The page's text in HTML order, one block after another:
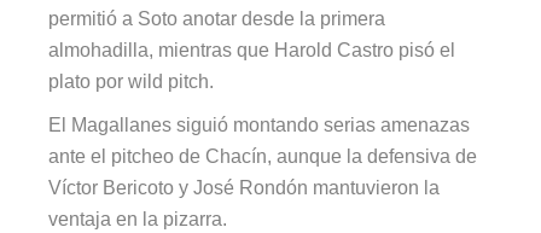
permitió a Soto anotar desde la primera
almohadilla, mientras que Harold Castro pisó el
plato por wild pitch.
El Magallanes siguió montando serias amenazas
ante el pitcheo de Chacín, aunque la defensiva de
Víctor Bericoto y José Rondón mantuvieron la
ventaja en la pizarra.